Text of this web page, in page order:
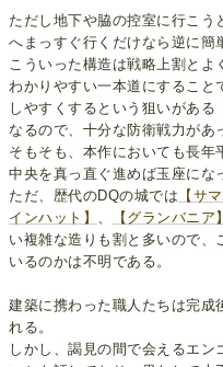
ただし地下や脇の控室に行こ
へまっすぐ行くだけなら逆に簡
こういった構造は戦略上割と
わかりやすい一本道にするこ
しやすくするという狙いがあ
なるので、十分な防衛戦力があ
そもそも、本作においても長年
中央を真っ直ぐ進めば玉座にな
ただ、歴代のDQの城では 【サ
インハット】
【グランバニア】
い複雑な造りも割と多いので
いるのかは不明である。
建築に携わった職人たちは完成
れる。
しかし、謁見の間で会えるエ